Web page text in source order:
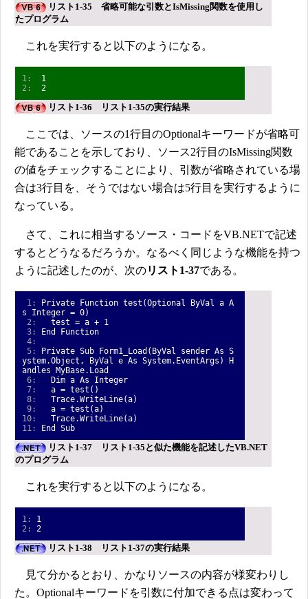
リスト1-35 省略可能な引数とIsMissing関数を使用し
たプログラム
これを実行すると以下のようになる。
1:
1
2:
2
リスト1-36 リスト1-35の実行結果
ここでは、ソースの1行目のOptionalキーワードが省略可
能であることを示しており、ソース2行目のIsMissing関数
の値をチェックすることにより、引数が省略されている場
合は3行目を、そうではない場合は5行目を実行するように
なっている。
さて、これに相当するソース・コードをVB.NETで記述
するとどうなるだろうか。なるべく同じような機能を持つ
ように記述したのが、次のリスト1-37である。
1: Private Function test(Optional ByVal a A
s Integer = 0)
2:
test = a + 1
3: End Function
4:
5: Private Sub Form1_Load(ByVal sender As S
ystem.Object, ByVal e As System.EventArgs) H
andles MyBase.Load
6:
Dim a As Integer
7:
a = test()
8:
Trace.WriteLine(a)
9:
a = test(a)
10:
Trace.WriteLine(a)
11: End Sub
リスト1-37 リスト1-35と似た機能を記述したVB.NET
のプログラム
これを実行すると以下のようになる。
1: 1
2: 2
リスト1-38 リスト1-37の実行結果
見て分かるとおり、かなりソースの内容が様変わりし
た。Optionalキーワードを引数に付加できる点は変わって